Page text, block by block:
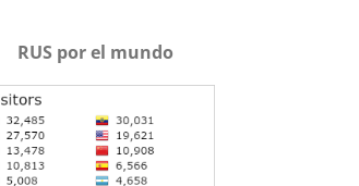
RUS por el mundo